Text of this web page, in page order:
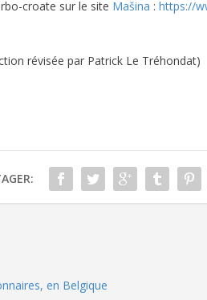
croate sur le site Mašina :https://
révisée par Patrick Le Tréhondat)
en Belgique